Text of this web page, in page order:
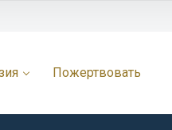
Пожертвовать